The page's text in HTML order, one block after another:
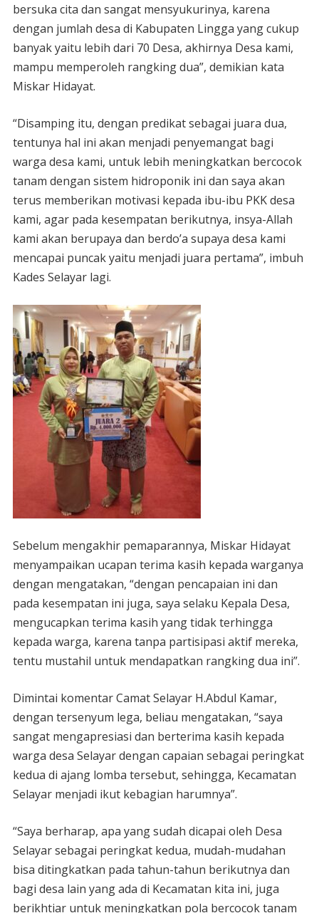
bersuka cita dan sangat mensyukurinya, karena
dengan jumlah desa di Kabupaten Lingga yang cukup
banyak yaitu lebih dari 70 Desa, akhirnya Desa kami,
mampu memperoleh rangking dua”, demikian kata
Miskar Hidayat.
“Disamping itu, dengan predikat sebagai juara dua,
tentunya hal ini akan menjadi penyemangat bagi
warga desa kami, untuk lebih meningkatkan bercocok
tanam dengan sistem hidroponik ini dan saya akan
terus memberikan motivasi kepada ibu-ibu PKK desa
kami, agar pada kesempatan berikutnya, insya-Allah
kami akan berupaya dan berdo’a supaya desa kami
mencapai puncak yaitu menjadi juara pertama”, imbuh
Kades Selayar lagi.
Sebelum mengakhir pemaparannya, Miskar Hidayat
menyampaikan ucapan terima kasih kepada warganya
dengan mengatakan, “dengan pencapaian ini dan
pada kesempatan ini juga, saya selaku Kepala Desa,
mengucapkan terima kasih yang tidak terhingga
kepada warga, karena tanpa partisipasi aktif mereka,
tentu mustahil untuk mendapatkan rangking dua ini”.
Dimintai komentar Camat Selayar H.Abdul Kamar,
dengan tersenyum lega, beliau mengatakan, “saya
sangat mengapresiasi dan berterima kasih kepada
warga desa Selayar dengan capaian sebagai peringkat
kedua di ajang lomba tersebut, sehingga, Kecamatan
Selayar menjadi ikut kebagian harumnya”.
“Saya berharap, apa yang sudah dicapai oleh Desa
Selayar sebagai peringkat kedua, mudah-mudahan
bisa ditingkatkan pada tahun-tahun berikutnya dan
bagi desa lain yang ada di Kecamatan kita ini, juga
berikhtiar untuk meningkatkan pola bercocok tanam